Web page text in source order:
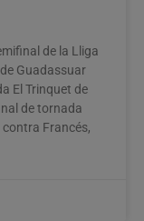
de la Lliga
Guadassuar
El Trinquet de
de tornada
contra Francés,